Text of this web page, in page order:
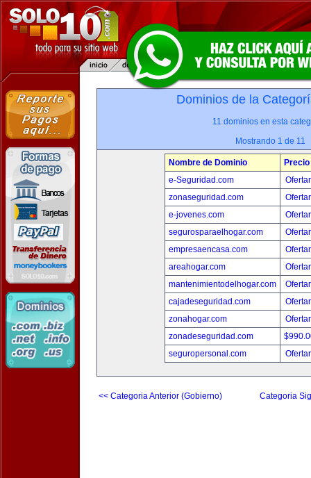
Dominios de la
11 dominios en esta
Mostrando 1 de 11
Nombre de Dominio
Precio
e-Seguridad.com
zonaseguridad.com
e-jovenes.com
segurosparaelhogar.com
empresaencasa.com
areahogar.com
mantenimientodelhogar.com
cajadeseguridad.com
zonahogar.com
zonadeseguridad.com
seguropersonal.com
<< Categoria Anterior (Gobierno) Categoria